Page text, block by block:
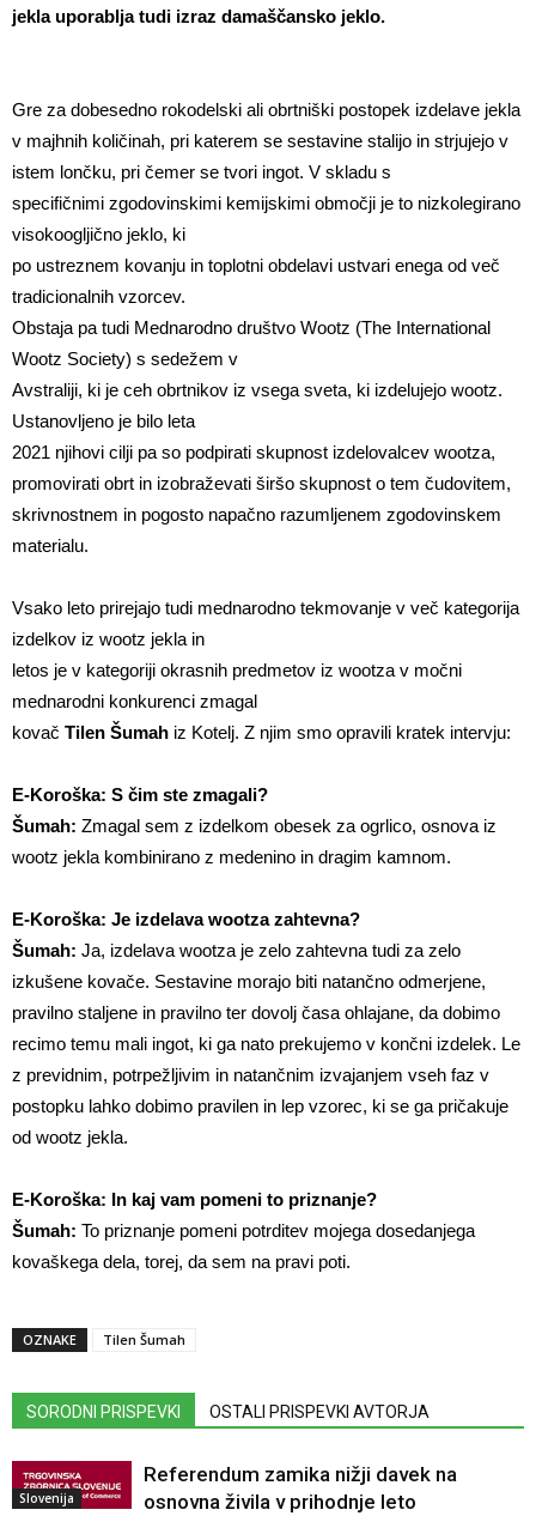
jekla uporablja tudi izraz damaščansko jeklo.
Gre za dobesedno rokodelski ali obrtniški postopek izdelave jekla
v majhnih količinah, pri katerem se sestavine stalijo in strjujejo v
istem lončku, pri čemer se tvori ingot. V skladu s
specifičnimi zgodovinskimi kemijskimi območji je to nizkolegirano
visokoogljično jeklo, ki
po ustreznem kovanju in toplotni obdelavi ustvari enega od več
tradicionalnih vzorcev.
Obstaja pa tudi Mednarodno društvo Wootz (The International
Wootz Society) s sedežem v
Avstraliji, ki je ceh obrtnikov iz vsega sveta, ki izdelujejo wootz.
Ustanovljeno je bilo leta
2021 njihovi cilji pa so podpirati skupnost izdelovalcev wootza,
promovirati obrt in izobraževati širšo skupnost o tem čudovitem,
skrivnostnem in pogosto napačno razumljenem zgodovinskem
materialu.
Vsako leto prirejajo tudi mednarodno tekmovanje v več kategorija
izdelkov iz wootz jekla in
letos je v kategoriji okrasnih predmetov iz wootza v močni
mednarodni konkurenci zmagal
kovač Tilen Šumah iz Kotelj. Z njim smo opravili kratek intervju:
E-Koroška: S čim ste zmagali?
Šumah: Zmagal sem z izdelkom obesek za ogrlico, osnova iz
wootz jekla kombinirano z medenino in dragim kamnom.
E-Koroška: Je izdelava wootza zahtevna?
Šumah: Ja, izdelava wootza je zelo zahtevna tudi za zelo
izkušene kovače. Sestavine morajo biti natančno odmerjene,
pravilno staljene in pravilno ter dovolj časa ohlajane, da dobimo
recimo temu mali ingot, ki ga nato prekujemo v končni izdelek. Le
z previdnim, potrpežljivim in natančnim izvajanjem vseh faz v
postopku lahko dobimo pravilen in lep vzorec, ki se ga pričakuje
od wootz jekla.
E-Koroška: In kaj vam pomeni to priznanje?
Šumah: To priznanje pomeni potrditev mojega dosedanjega
kovaškega dela, torej, da sem na pravi poti.
OZNAKE Tilen Šumah
SORODNI PRISPEVKI OSTALI PRISPEVKI AVTORJA
Slovenija
Referendum zamika nižji davek na
osnovna živila v prihodnje leto